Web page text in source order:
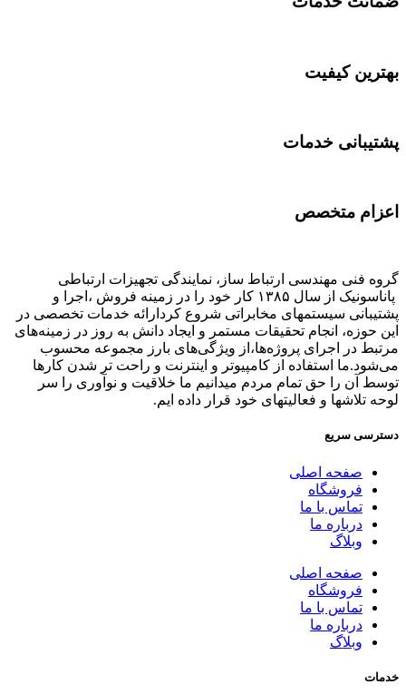
بهترین کیفیت
پشتیبانی خدمات
اعزام متخصص
گروه فنی مهندسی ارتباط ساز، نمایندگی تجهیزات ارتباطی
پاناسونیک از سال ۱۳۸۵ کار خود را در زمینه فروش ،اجرا و
پشتیبانی سیستمهای مخابراتی شروع کردارائه خدمات تخصصی در
این حوزه، انجام تحقیقات مستمر و ایجاد دانش به‌ روز در زمینه‌های
مرتبط در اجرای پروژه‌ها،از ویژگی‌های بارز مجموعه محسوب
می‌شود.ما استفاده از کامپیوتر و اینترنت و راحت تر شدن کارها
توسط آن را حق تمام مردم میدانیم ما خلاقیت و نوآوری را سر
لوحه تلاشها و فعالیتهای خود قرار داده ایم.
دسترسی سریع
صفحه اصلی
فروشگاه
تماس با ما
درباره ما
وبلاگ
صفحه اصلی
فروشگاه
تماس با ما
درباره ما
وبلاگ
خدمات